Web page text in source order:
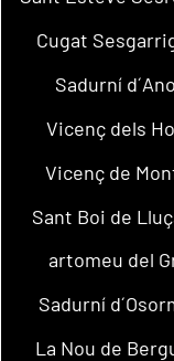
Cugat
Sadurní
Vicenç dels
Vicenç de
Sant Boi de
artomeu del
Sadurní
La Nou de